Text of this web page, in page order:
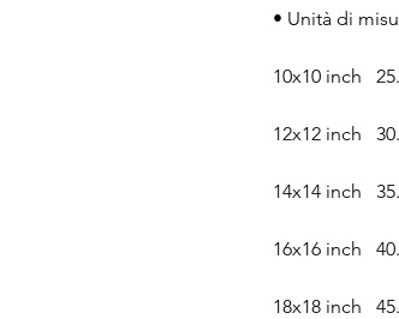
• Unità di
10x10 inch
12x12 inch
14x14 inch
16x16 inch
18x18 inch